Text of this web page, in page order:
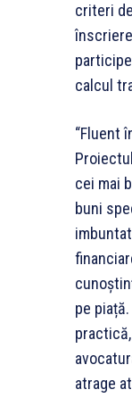
criteri
calcul
“Fluent
cei mai
buni
pe
atrage